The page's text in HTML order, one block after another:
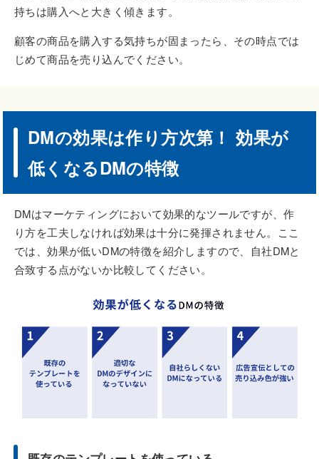
持ちは購入へと大きく傾きます。
顧客の商品を購入する気持ちが固まったら、その時点では
じめて商品を売り込んでください。
DMの効果は作り方次第！ 効果が
低くなるDMの特徴
DMはマーケティングにおいて効果的なツールですが、作
り方を工夫しなければ効果は十分に発揮されません。ここ
では、効果が低いDMの特徴を紹介しますので、自社DMと
合致する点がないか比較してください。